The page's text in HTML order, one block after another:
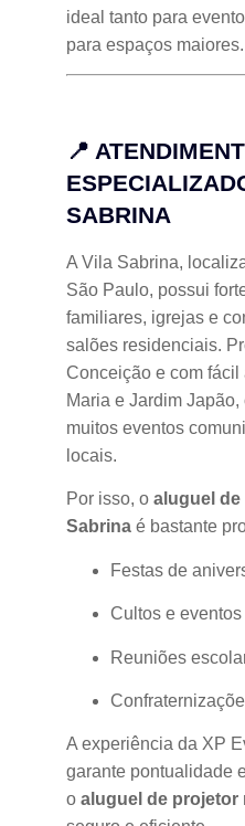
ideal tanto para
para espaços maiores.
📍
SABRINA
A Vila Sabrina,
São Paulo, possui
familiares, igrejas e
salões residenciais.
Conceição e com
Maria e Jardim
muitos eventos
locais.
Por isso, o aluguel
Sabrina é bastante
Festas de
Cultos e
Reuniões
A experiência da XP
garante pontualidade
o aluguel de projetor